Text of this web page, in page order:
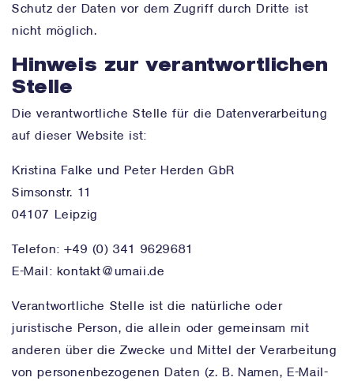
Schutz der Daten vor dem Zugriff durch Dritte ist
nicht möglich.
Hinweis zur verantwortlichen
Stelle
Die verantwortliche Stelle für die Datenverarbeitung
auf dieser Website ist:
Kristina Falke und Peter Herden GbR
Simsonstr. 11
04107 Leipzig
Telefon: +49 (0) 341 9629681
E-Mail: kontakt@umaii.de
Verantwortliche Stelle ist die natürliche oder
juristische Person, die allein oder gemeinsam mit
anderen über die Zwecke und Mittel der Verarbeitung
von personenbezogenen Daten (z. B. Namen, E-Mail-